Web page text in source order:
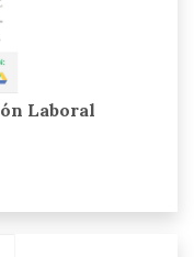
Laboral